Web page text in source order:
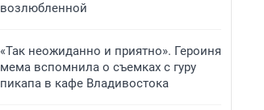
возлюбленной
«Так неожиданно и приятно». Героиня
мема вспомнила о съемках с гуру
пикапа в кафе Владивостока